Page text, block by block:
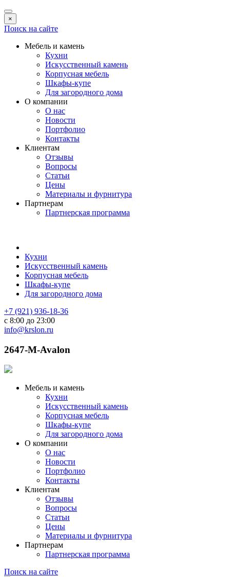
×
Поиск на сайте
Мебель и камень
Кухни
Искусственный камень
Корпусная мебель
Шкафы-купе
Для загородного дома
О компании
О нас
Новости
Портфолио
Контакты
Клиентам
Отзывы
Вопросы
Статьи
Цены
Материалы и фурнитура
Партнерам
Партнерская программа
Кухни
Искусственный камень
Корпусная мебель
Шкафы-купе
Для загородного дома
+7 (921) 936-18-36
с 8:00 до 23:00
info@krslon.ru
2647-M-Avalon
Мебель и камень
Кухни
Искусственный камень
Корпусная мебель
Шкафы-купе
Для загородного дома
О компании
О нас
Новости
Портфолио
Контакты
Клиентам
Отзывы
Вопросы
Статьи
Цены
Материалы и фурнитура
Партнерам
Партнерская программа
Поиск на сайте